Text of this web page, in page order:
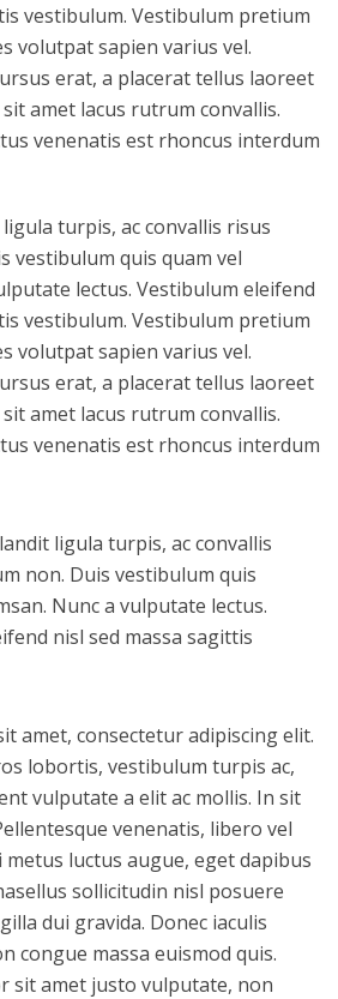
vestibulum. Vestibulum pretium
volutpat sapien varius vel.
erat, a placerat tellus laoreet
amet lacus rutrum convallis.
venenatis est rhoncus interdum
turpis, ac convallis risus
vestibulum quis quam vel
lectus. Vestibulum eleifend
vestibulum. Vestibulum pretium
volutpat sapien varius vel.
erat, a placerat tellus laoreet
amet lacus rutrum convallis.
venenatis est rhoncus interdum
ligula turpis, ac convallis
non. Duis vestibulum quis
Nunc a vulputate lectus.
nisl sed massa sagittis
amet, consectetur adipiscing elit.
lobortis, vestibulum turpis ac,
vulputate a elit ac mollis. In sit
venenatis, libero vel
luctus augue, eget dapibus
sollicitudin nisl posuere
dui gravida. Donec iaculis
congue massa euismod quis.
sit amet justo vulputate, non